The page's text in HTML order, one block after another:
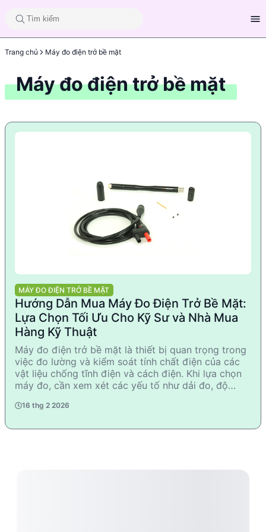
Trang chủ Máy đo điện trở bề mặt
Máy đo điện trở bề mặt
MÁY ĐO ĐIỆN TRỞ BỀ MẶT
Hướng Dẫn Mua Máy Đo Điện Trở Bề Mặt:
Lựa Chọn Tối Ưu Cho Kỹ Sư và Nhà Mua
Hàng Kỹ Thuật
Máy đo điện trở bề mặt là thiết bị quan trọng trong
việc đo lường và kiểm soát tính chất điện của các
vật liệu chống tĩnh điện và cách điện. Khi lựa chọn
máy đo, cần xem xét các yếu tố như dải đo, độ
xuất uy tín như TREK, KLEINWACHTER, và QUICK
nhau. Để tránh sai lầm, người mua cần hiểu rõ yêu
16 thg 2 2026